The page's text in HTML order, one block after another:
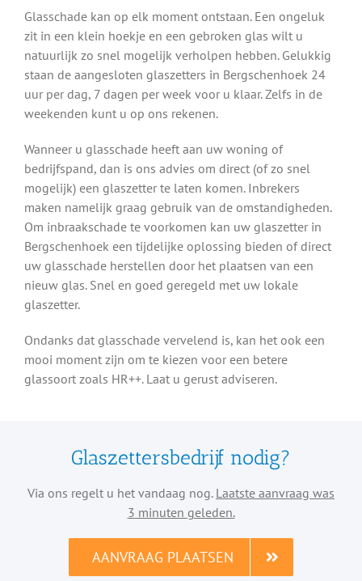
Glasschade kan op elk moment ontstaan. Een ongeluk
zit in een klein hoekje en een gebroken glas wilt u
natuurlijk zo snel mogelijk verholpen hebben. Gelukkig
staan de aangesloten glaszetters in Bergschenhoek 24
uur per dag, 7 dagen per week voor u klaar. Zelfs in de
weekenden kunt u op ons rekenen.
Wanneer u glasschade heeft aan uw woning of
bedrijfspand, dan is ons advies om direct (of zo snel
mogelijk) een glaszetter te laten komen. Inbrekers
maken namelijk graag gebruik van de omstandigheden.
Om inbraakschade te voorkomen kan uw glaszetter in
Bergschenhoek een tijdelijke oplossing bieden of direct
uw glasschade herstellen door het plaatsen van een
nieuw glas. Snel en goed geregeld met uw lokale
glaszetter.
Ondanks dat glasschade vervelend is, kan het ook een
mooi moment zijn om te kiezen voor een betere
glassoort zoals HR++. Laat u gerust adviseren.
Glaszettersbedrijf nodig?
Via ons regelt u het vandaag nog. Laatste aanvraag was
3 minuten geleden.
AANVRAAG PLAATSEN